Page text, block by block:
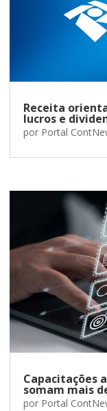
Receita
lucros e
por Portal
Capacitações
somam mais
por Portal